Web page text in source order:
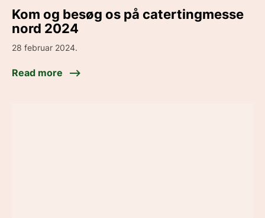
Kom og besøg os på catertingmesse
nord 2024
28 februar 2024.
Read more